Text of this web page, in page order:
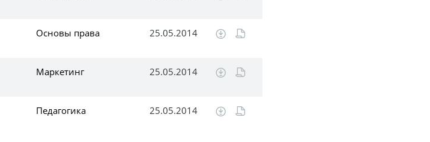
Основы права 25.05.2014
Маркетинг 25.05.2014
Педагогика 25.05.2014